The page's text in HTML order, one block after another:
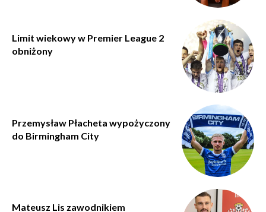
Limit wiekowy w Premier League 2
obniżony
Przemysław Płacheta wypożyczony
do Birmingham City
Mateusz Lis zawodnikiem